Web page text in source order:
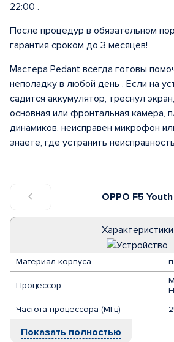
OPPO F5 Youth
Характеристики
Материал корпуса
Процессор
Частота процессора (МГц)
Показать полностью
22:00 .
После процедур в обязательном
гарантия сроком до 3 месяцев!
Мастера Pedant всегда готовы
неполадку в любой день . Если на
садится аккумулятор, треснул
основная или фронтальная камера,
динамиков, неисправен микрофон
знаете, где устранить